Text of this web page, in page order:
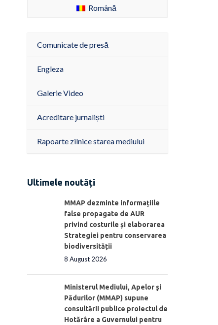
Română
Comunicate de presă
Engleza
Galerie Video
Acreditare jurnaliști
Rapoarte zilnice starea mediului
Ultimele noutăți
MMAP dezminte informațiile
false propagate de AUR
privind costurile și elaborarea
Strategiei pentru conservarea
biodiversității
8 August 2026
Ministerul Mediului, Apelor şi
Pădurilor (MMAP) supune
consultării publice proiectul de
Hotărâre a Guvernului pentru